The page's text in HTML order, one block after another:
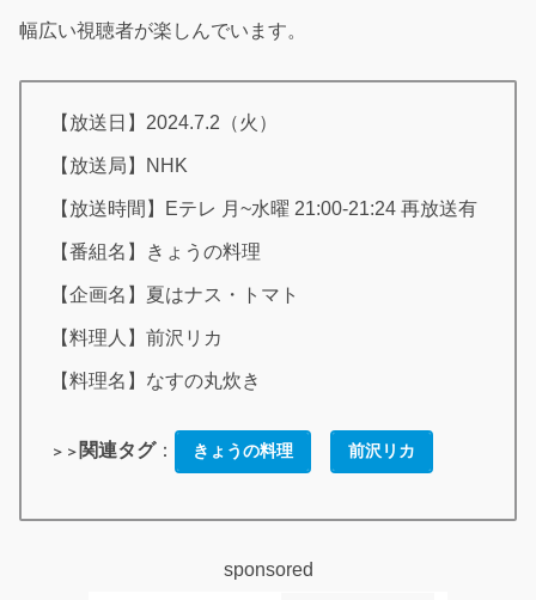
幅広い視聴者が楽しんでいます。
【放送日】2024.7.2（火）
【放送局】NHK
【放送時間】Eテレ 月~水曜 21:00-21:24 再放送有
【番組名】きょうの料理
【企画名】夏はナス・トマト
【料理人】前沢リカ
【料理名】なすの丸炊き
＞＞ 関連タグ： きょうの料理 前沢リカ
sponsored